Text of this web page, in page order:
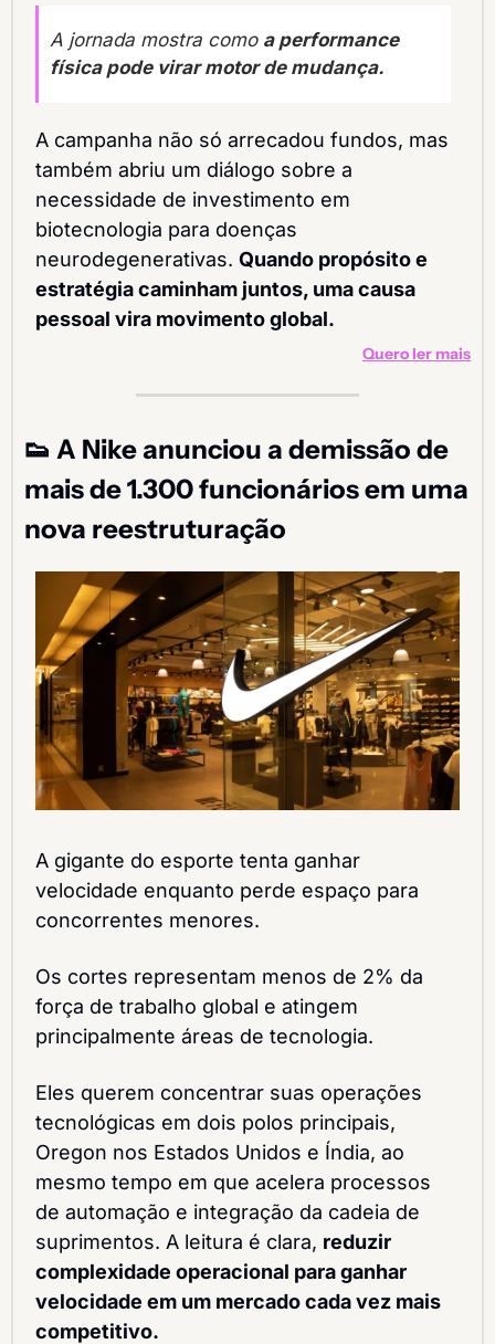
A jornada mostra como a performance
física pode virar motor de mudança.
A campanha não só arrecadou fundos, mas
também abriu um diálogo sobre a
necessidade de investimento em
biotecnologia para doenças
neurodegenerativas. Quando propósito e
estratégia caminham juntos, uma causa
pessoal vira movimento global.
Quero ler mais
👟 A Nike anunciou a demissão de
mais de 1.300 funcionários em uma
nova reestruturação
A gigante do esporte tenta ganhar
velocidade enquanto perde espaço para
concorrentes menores.
Os cortes representam menos de 2% da
força de trabalho global e atingem
principalmente áreas de tecnologia.
Eles querem concentrar suas operações
tecnológicas em dois polos principais,
Oregon nos Estados Unidos e Índia, ao
mesmo tempo em que acelera processos
de automação e integração da cadeia de
suprimentos. A leitura é clara, reduzir
complexidade operacional para ganhar
velocidade em um mercado cada vez mais
competitivo.